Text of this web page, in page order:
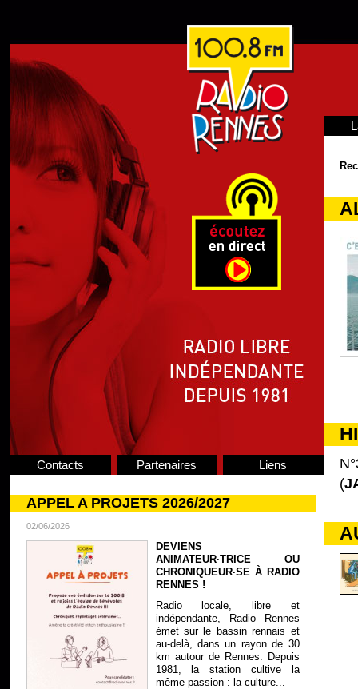
Contacts Partenaires Liens
APPEL A PROJETS 2026/2027
02/06/2026
DEVIENS
ANIMATEUR·TRICE OU
CHRONIQUEUR·SE À RADIO
RENNES !
Radio locale, libre et
indépendante, Radio Rennes
émet sur le bassin rennais et
au-delà, dans un rayon de 30
km autour de Rennes. Depuis
1981, la station cultive la
même passion : la culture...
(